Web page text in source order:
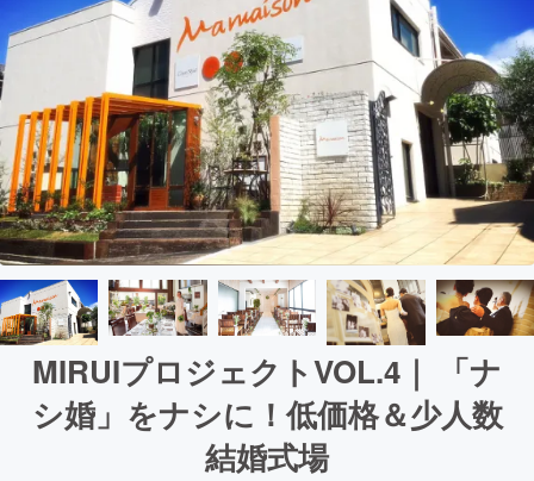
MIRUIプロジェクトVOL.4｜ 「ナ
シ婚」をナシに！低価格＆少人数
結婚式場